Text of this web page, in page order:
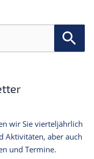
wir Sie vierteljährlich
Aktivitäten, aber auch
und Termine.